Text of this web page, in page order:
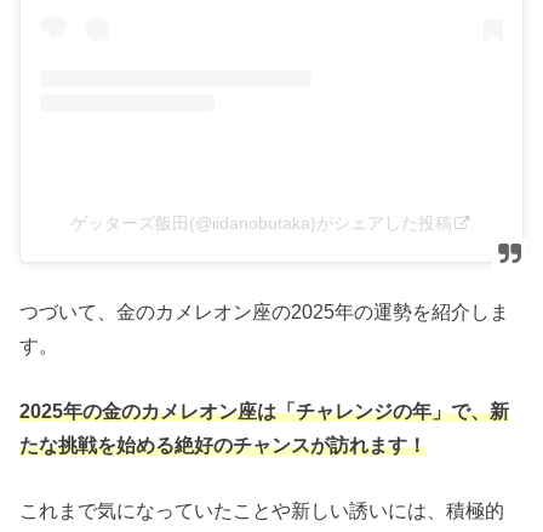
ゲッターズ飯田(@iidanobutaka)がシェアした投稿
つづいて、金のカメレオン座の2025年の運勢を紹介しま
す。
2025年の金のカメレオン座は「チャレンジの年」で、新
たな挑戦を始める絶好のチャンスが訪れます！
これまで気になっていたことや新しい誘いには、積極的